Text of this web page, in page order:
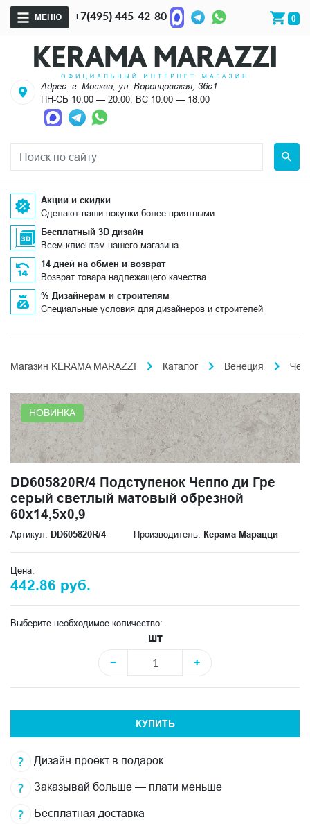
МЕНЮ +7(495) 445-42-80 0
Адрес: г. Москва, ул. Воронцовская, 36с1
ПН-СБ 10:00 — 20:00, ВС 10:00 — 18:00
Акции и скидки
Сделают ваши покупки более приятными
Бесплатный 3D дизайн
Всем клиентам нашего магазина
14 дней на обмен и возврат
Возврат товара надлежащего качества
% Дизайнерам и строителям
Специальные условия для дизайнеров и строителей
Магазин KERAMA MARAZZI Каталог Венеция
НОВИНКА
DD605820R/4 Подступенок Чеппо ди Гре
серый светлый матовый обрезной
60x14,5x0,9
Артикул: DD605820R/4 Производитель: Керама Марацци
Цена:
442.86 руб.
Выберите необходимое количество:
шт
−
+
КУПИТЬ
Дизайн-проект в подарок
Заказывай больше — плати меньше
Бесплатная доставка